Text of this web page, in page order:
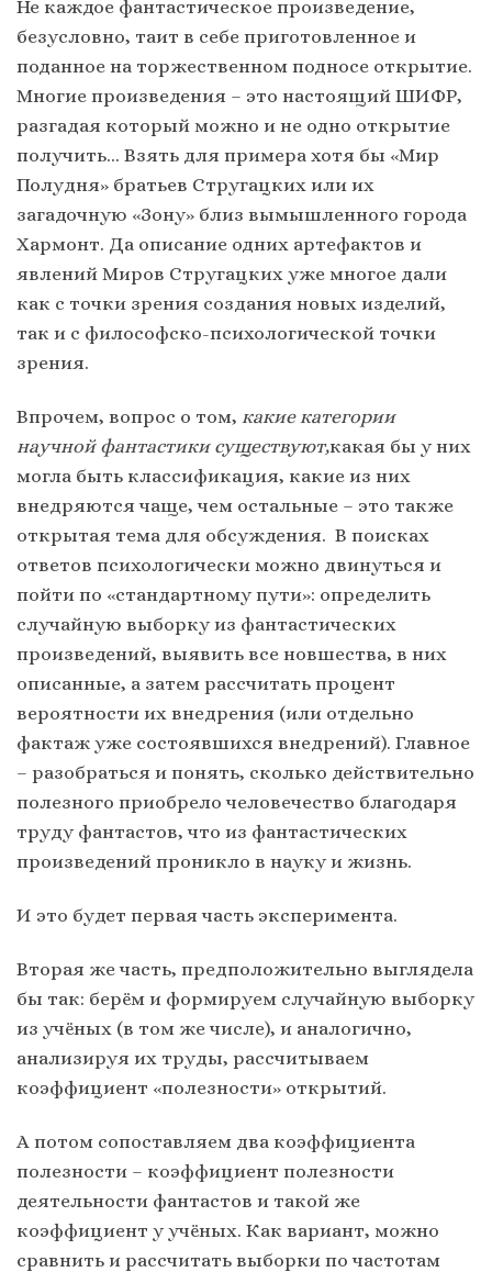
Не каждое фантастическое произведение,
безусловно, таит в себе приготовленное и
поданное на торжественном подносе открытие.
Многие произведения – это настоящий ШИФР,
разгадая который можно и не одно открытие
получить… Взять для примера хотя бы «Мир
Полудня» братьев Стругацких или их
загадочную «Зону» близ вымышленного города
Хармонт. Да описание одних артефактов и
явлений Миров Стругацких уже многое дали
как с точки зрения создания новых изделий,
так и с философско-психологической точки
зрения.
Впрочем, вопрос о том, какие категории
научной фантастики существуют,какая бы у них
могла быть классификация, какие из них
внедряются чаще, чем остальные – это также
открытая тема для обсуждения. В поисках
ответов психологически можно двинуться и
пойти по «стандартному пути»: определить
случайную выборку из фантастических
произведений, выявить все новшества, в них
описанные, а затем рассчитать процент
вероятности их внедрения (или отдельно
фактаж уже состоявшихся внедрений). Главное
– разобраться и понять, сколько действительно
полезного приобрело человечество благодаря
труду фантастов, что из фантастических
произведений проникло в науку и жизнь.
И это будет первая часть эксперимента.
Вторая же часть, предположительно выглядела
бы так: берём и формируем случайную выборку
из учёных (в том же числе), и аналогично,
анализируя их труды, рассчитываем
коэффициент «полезности» открытий.
А потом сопоставляем два коэффициента
полезности – коэффициент полезности
деятельности фантастов и такой же
коэффициент у учёных. Как вариант, можно
сравнить и рассчитать выборки по частотам